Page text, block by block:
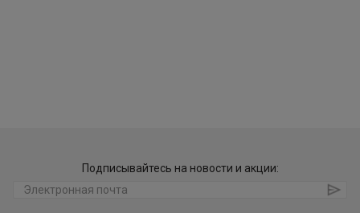
Подписывайтесь на новости и акции: